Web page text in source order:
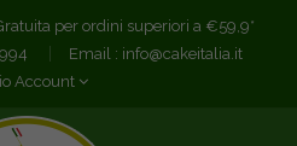
per ordini superiori a €59,9*
Email : info@cakeitalia.it
Account